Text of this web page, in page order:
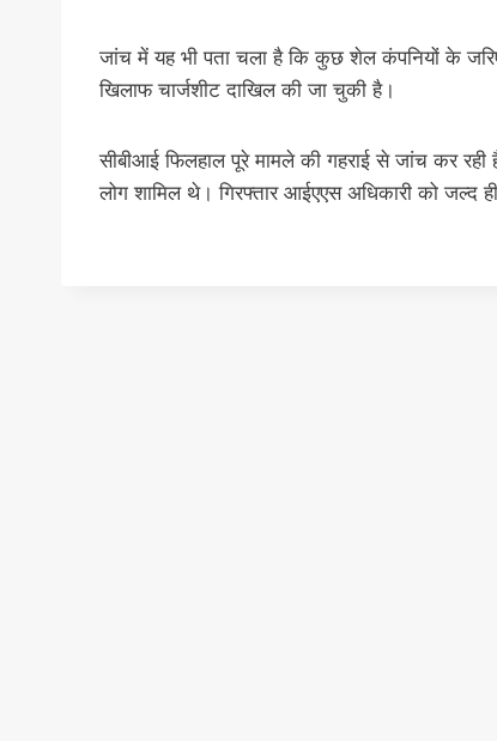
जांच में यह भी पता चला है कि कुछ शेल कंपनियों के
खिलाफ चार्जशीट दाखिल की जा चुकी है।
सीबीआई फिलहाल पूरे मामले की गहराई से जांच कर
लोग शामिल थे। गिरफ्तार आईएएस अधिकारी को जल्द